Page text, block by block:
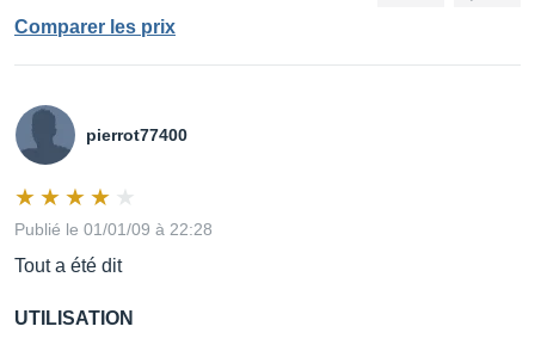
Comparer les prix
pierrot77400
Publié le 01/01/09 à 22:28
Tout a été dit
UTILISATION